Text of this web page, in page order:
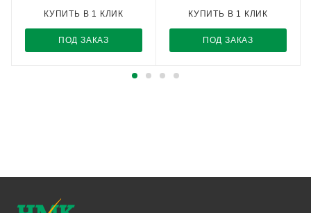
ПОД ЗАКАЗ
КУПИТЬ В 1 КЛИК
ПОД ЗАКАЗ
КУПИТЬ В 1 КЛИК